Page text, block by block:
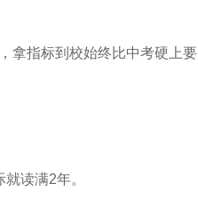
拿指标到校始终比中考硬上要
读满2年。